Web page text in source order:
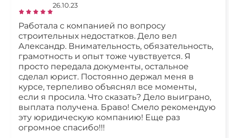
26.10.23
Работала с компанией по вопросу
строительных недостатков. Дело вел
Александр. Внимательность, обязательность,
грамотность и опыт тоже чувствуется. Я
просто передала документы, остальное
сделал юрист. Постоянно держал меня в
курсе, терпеливо объяснял все моменты,
если я просила. Что сказать? Дело выиграно,
выплата получена. Браво! Смело рекомендую
эту юридическую компанию! Еще раз
огромное спасибо!!!